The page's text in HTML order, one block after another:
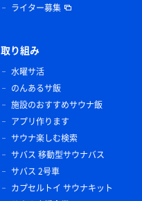
ライター募集
取り組み
水曜サ活
のんあるサ飯
施設のおすすめサウナ飯
アプリ作ります
サウナ楽しむ検索
サバス 移動型サウナバス
サバス 2号車
カプセルトイ サウナキット